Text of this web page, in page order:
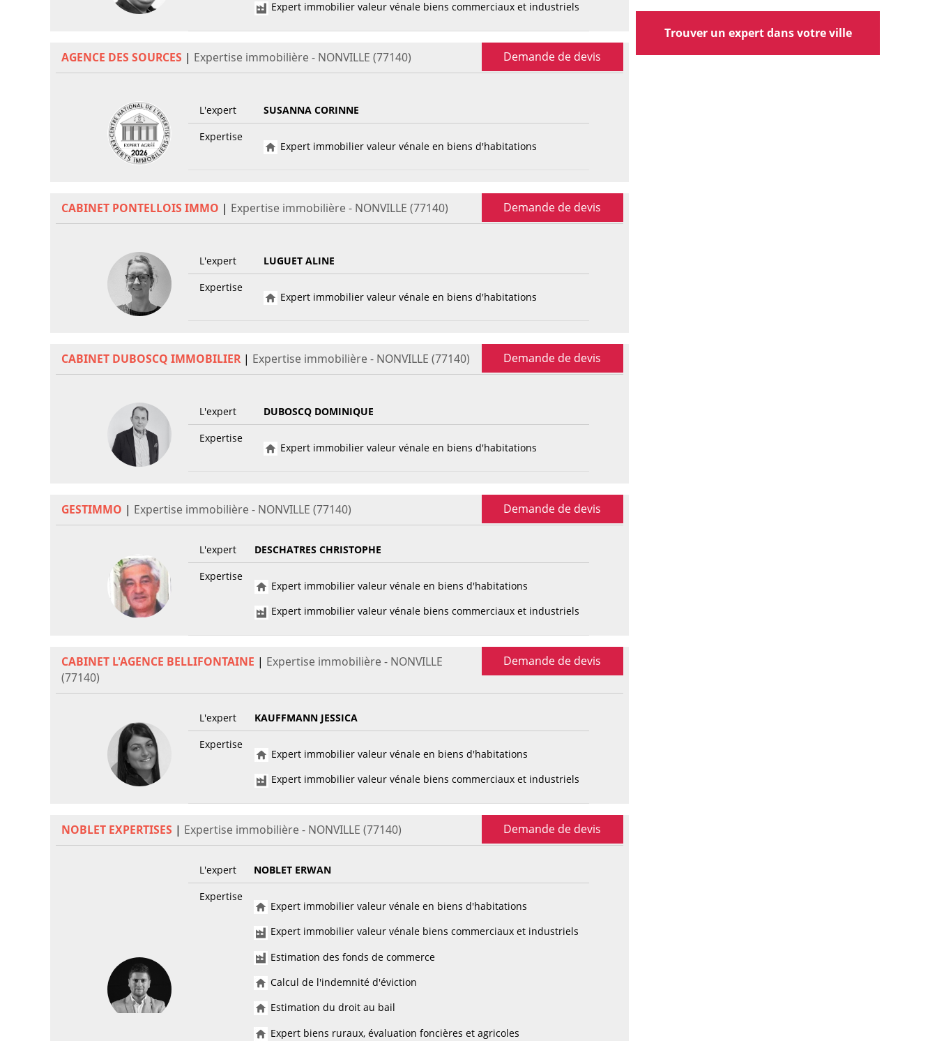
Expert immobilier valeur vénale biens commerciaux et industriels
AGENCE DES SOURCES | Expertise immobilière - NONVILLE (77140) Demande de devis
L'expert
SUSANNA CORINNE
Expertise
Expert immobilier valeur vénale en biens d'habitations
CABINET PONTELLOIS IMMO | Expertise immobilière - NONVILLE (77140) Demande de devis
L'expert
LUGUET ALINE
Expertise
Expert immobilier valeur vénale en biens d'habitations
CABINET DUBOSCQ IMMOBILIER | Expertise immobilière - NONVILLE (77140) Demande de devis
L'expert
DUBOSCQ DOMINIQUE
Expertise
Expert immobilier valeur vénale en biens d'habitations
GESTIMMO | Expertise immobilière - NONVILLE (77140) Demande de devis
L'expert
DESCHATRES CHRISTOPHE
Expertise
Expert immobilier valeur vénale en biens d'habitations
Expert immobilier valeur vénale biens commerciaux et industriels
CABINET L'AGENCE BELLIFONTAINE | Expertise immobilière - NONVILLE
(77140)
Demande de devis
L'expert
KAUFFMANN JESSICA
Expertise
Expert immobilier valeur vénale en biens d'habitations
Expert immobilier valeur vénale biens commerciaux et industriels
NOBLET EXPERTISES | Expertise immobilière - NONVILLE (77140) Demande de devis
L'expert
NOBLET ERWAN
Expertise
Expert immobilier valeur vénale en biens d'habitations
Expert immobilier valeur vénale biens commerciaux et industriels
Estimation des fonds de commerce
Calcul de l'indemnité d'éviction
Estimation du droit au bail
Expert biens ruraux, évaluation foncières et agricoles
Trouver un expert dans votre ville